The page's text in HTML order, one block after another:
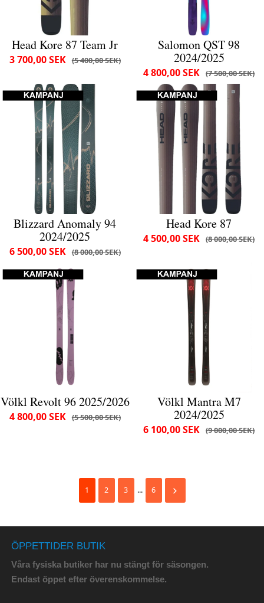
Head Kore 87 Team Jr
5 400,00 SEK
3 700,00 SEK
Salomon QST 98
2024/2025
7 500,00 SEK
4 800,00 SEK
Blizzard Anomaly 94
2024/2025
8 000,00 SEK
6 500,00 SEK
Head Kore 87
8 000,00 SEK
4 500,00 SEK
Völkl Revolt 96 2025/2026
5 500,00 SEK
4 800,00 SEK
Völkl Mantra M7
2024/2025
9 000,00 SEK
6 100,00 SEK
1 2 3 ... 6
ÖPPETTIDER BUTIK
Våra fysiska butiker har nu stängt för säsongen.
Endast öppet efter överenskommelse.